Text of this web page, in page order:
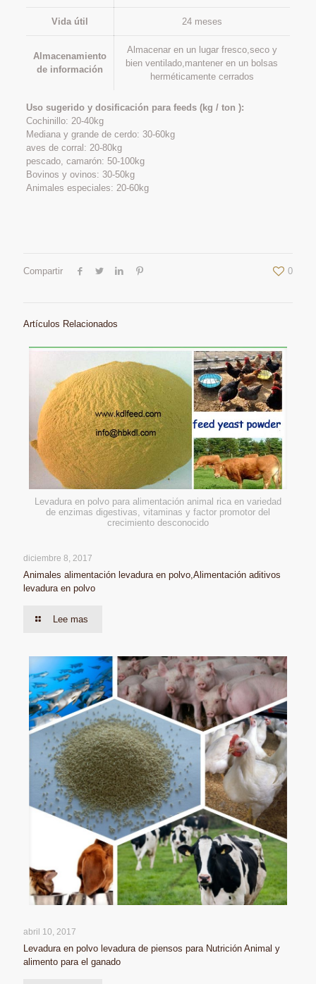
Vida útil 24 meses
Almacenamiento
de información
Almacenar en un lugar fresco,seco y
bien ventilado,mantener en un bolsas
herméticamente cerrados
Uso sugerido y dosificación para feeds (kg / ton ):
Cochinillo: 20-40kg
Mediana y grande de cerdo: 30-60kg
aves de corral: 20-80kg
pescado, camarón: 50-100kg
Bovinos y ovinos: 30-50kg
Animales especiales: 20-60kg
Compartir 0
Artículos Relacionados
Levadura en polvo para alimentación animal rica en variedad
de enzimas digestivas, vitaminas y factor promotor del
crecimiento desconocido
diciembre 8, 2017
Animales alimentación levadura en polvo,Alimentación aditivos
levadura en polvo
Lee mas
abril 10, 2017
Levadura en polvo levadura de piensos para Nutrición Animal y
alimento para el ganado